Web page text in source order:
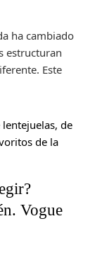
ha cambiado
estructuran
Este
Vogue